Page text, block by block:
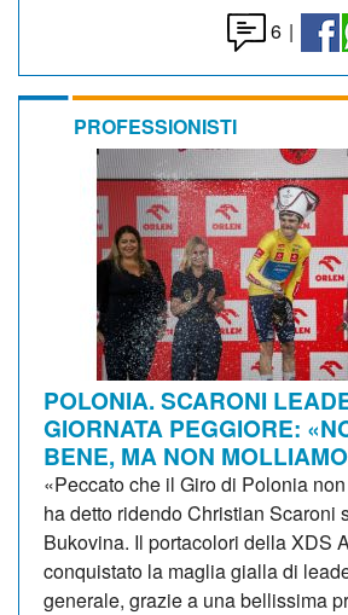
6 |
PROFESSIONISTI
POLONIA. SCARONI
GIORNATA PEGGIORE:
BENE, MA NON
«Peccato che il Giro di Polonia
ha detto ridendo Christian Scaroni
Bukovina. Il portacolori della XDS
conquistato la maglia gialla di
generale, grazie a una bellissima